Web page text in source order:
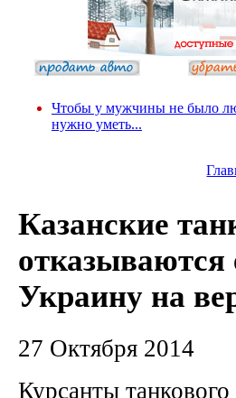
Чтобы у мужчины не было
нужно уметь...
Казанские
отказываются
Украину на
27 Октября 2014
Курсанты